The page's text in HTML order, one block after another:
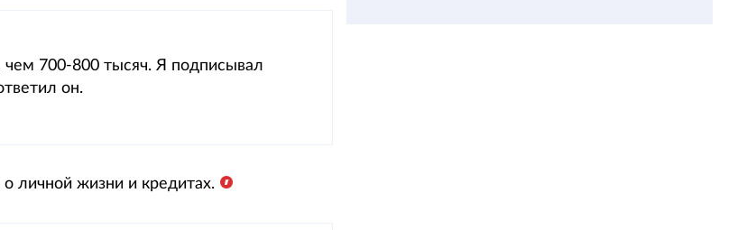
чем 700-800 тысяч. Я подписывал
он.
личной жизни и кредитах.